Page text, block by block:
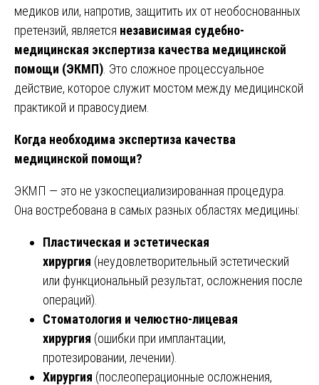
медиков или, напротив, защитить их от необоснованных
претензий, является независимая судебно-
медицинская экспертиза качества медицинской
помощи (ЭКМП) . Это сложное процессуальное
действие, которое служит мостом между медицинской
практикой и правосудием.
Когда необходима экспертиза качества
медицинской помощи?
ЭКМП — это не узкоспециализированная процедура.
Она востребована в самых разных областях медицины:
Пластическая и эстетическая
хирургия (неудовлетворительный эстетический
или функциональный результат, осложнения после
операций).
Стоматология и челюстно-лицевая
хирургия (ошибки при имплантации,
протезировании, лечении).
Хирургия (послеоперационные осложнения,